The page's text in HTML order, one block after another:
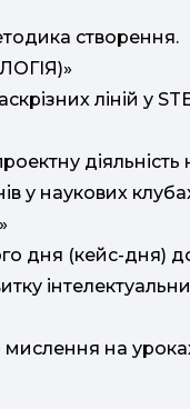
створення.
ліній у
діяльність
у наукових
дня (кейс-дня)
мислення на